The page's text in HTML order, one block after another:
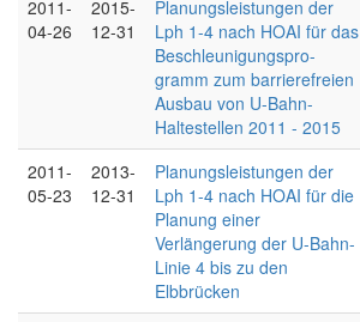
2011-
04-26
2015-
12-31
Planungsleistungen der
Lph 1-4 nach HOAI für das
Beschleunigungspro-
gramm zum barrierefreien
Ausbau von U-Bahn-
Haltestellen 2011 - 2015
2011-
05-23
2013-
12-31
Planungsleistungen der
Lph 1-4 nach HOAI für die
Planung einer
Verlängerung der U-Bahn-
Linie 4 bis zu den
Elbbrücken